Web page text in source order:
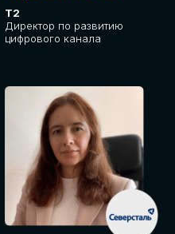
Т2
Директор по развитию
цифрового канала